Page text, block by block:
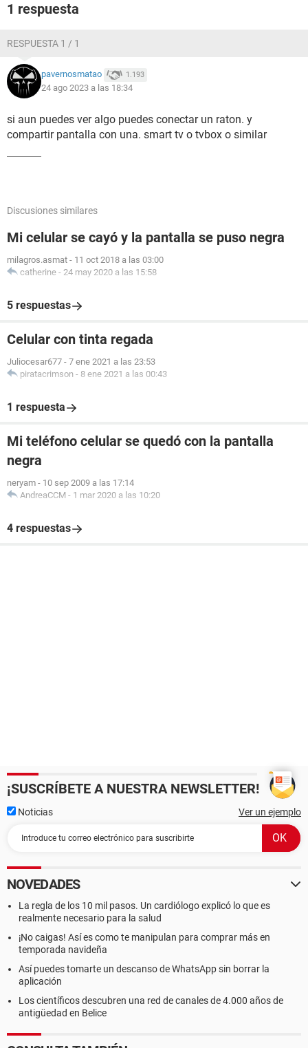
1 respuesta
RESPUESTA 1 / 1
pavernosmatao 1.193
24 ago 2023 a las 18:34
si aun puedes ver algo puedes conectar un raton. y
compartir pantalla con una. smart tv o tvbox o similar
Discusiones similares
Mi celular se cayó y la pantalla se puso negra
milagros.asmat - 11 oct 2018 a las 03:00
catherine - 24 may 2020 a las 15:58
5 respuestas
Celular con tinta regada
Juliocesar677 - 7 ene 2021 a las 23:53
piratacrimson - 8 ene 2021 a las 00:43
1 respuesta
Mi teléfono celular se quedó con la pantalla
negra
neryam - 10 sep 2009 a las 17:14
AndreaCCM - 1 mar 2020 a las 10:20
4 respuestas
¡SUSCRÍBETE A NUESTRA NEWSLETTER!
Noticias Ver un ejemplo
NOVEDADES
La regla de los 10 mil pasos. Un cardiólogo explicó lo que es
realmente necesario para la salud
¡No caigas! Así es como te manipulan para comprar más en
temporada navideña
Así puedes tomarte un descanso de WhatsApp sin borrar la
aplicación
Los científicos descubren una red de canales de 4.000 años de
antigüedad en Belice